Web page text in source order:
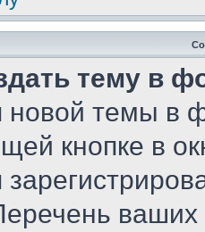
тему в
новой темы в
кнопке в
ваших